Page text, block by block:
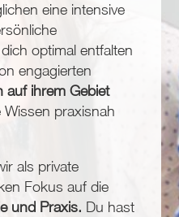
eine intensive
optimal entfalten
engagierten
auf ihrem Gebiet
praxisnah
als private
Fokus auf die
und Praxis. Du hast